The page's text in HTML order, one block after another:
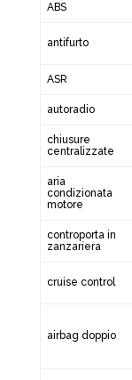
ABS
antifurto
ASR
autoradio
chiusure
centralizzate
aria
condizionata
motore
controporta in
zanzariera
cruise control
airbag doppio